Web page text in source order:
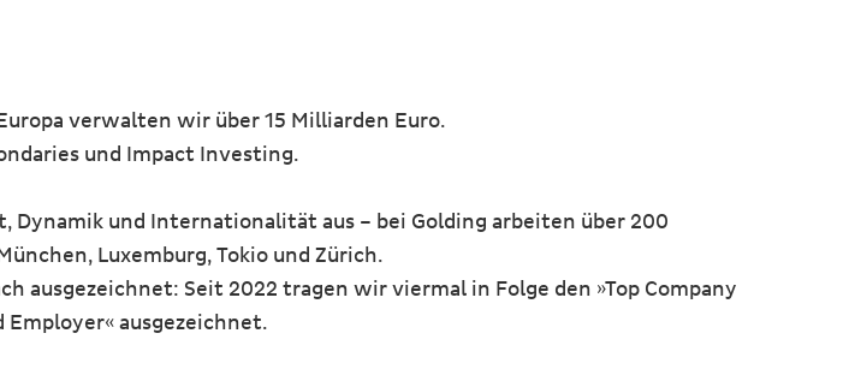
verwalten wir über 15 Milliarden Euro.
und Impact Investing.
und Internationalität aus – bei Golding arbeiten über 200
Luxemburg, Tokio und Zürich.
Seit 2022 tragen wir viermal in Folge den »Top Company
Employer« ausgezeichnet.